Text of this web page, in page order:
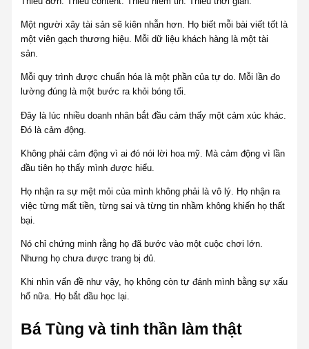
Một người xây tài sản sẽ kiên nhẫn hơn. Họ biết mỗi bài viết tốt là
một viên gạch thương hiệu. Mỗi dữ liệu khách hàng là một tài
sản.
Mỗi quy trình được chuẩn hóa là một phần của tự do. Mỗi lần đo
lường đúng là một bước ra khỏi bóng tối.
Đây là lúc nhiều doanh nhân bắt đầu cảm thấy một cảm xúc khác.
Đó là cảm động.
Không phải cảm động vì ai đó nói lời hoa mỹ. Mà cảm động vì lần
đầu tiên họ thấy mình được hiểu.
Họ nhận ra sự mệt mỏi của mình không phải là vô lý. Họ nhận ra
việc từng mất tiền, từng sai và từng tin nhầm không khiến họ thất
bại.
Nó chỉ chứng minh rằng họ đã bước vào một cuộc chơi lớn.
Nhưng họ chưa được trang bị đủ.
Khi nhìn vấn đề như vậy, họ không còn tự đánh mình bằng sự xấu
hổ nữa. Họ bắt đầu học lại.
Bá Tùng và tinh thần làm thật